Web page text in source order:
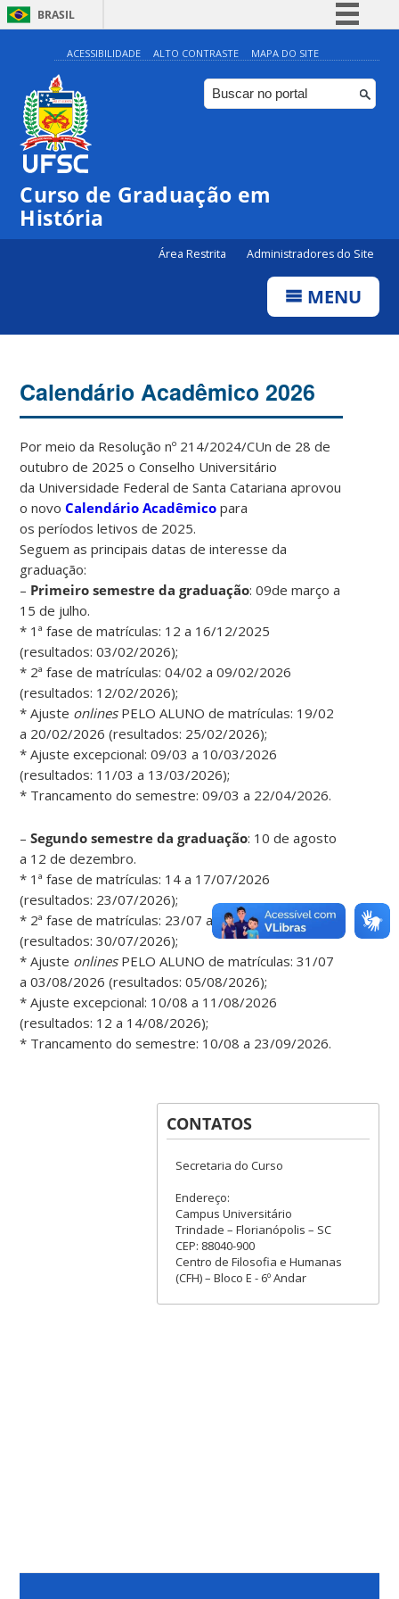
BRASIL
Simplifique!
Comunica BR
Participe
Canais
ACESSIBILIDADE ALTO CONTRASTE MAPA DO SITE
Curso de Graduação em
História
Área Restrita Administradores do Site
MENU
Calendário Acadêmico 2026
Por meio da Resolução nº 214/2024/CUn de 28 de
outubro de 2025 o Conselho Universitário
da Universidade Federal de Santa Catariana aprovou
o novoCalendário Acadêmico para
os períodos letivos de 2025.
Seguem as principais datas de interesse da
graduação:
– Primeiro semestre da graduação: 09de março a
15 de julho.
* 1ª fase de matrículas: 12 a 16/12/2025
(resultados: 03/02/2026);
* 2ª fase de matrículas: 04/02 a 09/02/2026
(resultados: 12/02/2026);
* Ajuste onlinesPELO ALUNO de matrículas: 19/02
a 20/02/2026 (resultados: 25/02/2026);
* Ajuste excepcional: 09/03 a 10/03/2026
(resultados: 11/03 a 13/03/2026);
* Trancamento do semestre: 09/03 a 22/04/2026.
–Segundo semestre da graduação: 10 de agosto
a 12 de dezembro.
* 1ª fase de matrículas: 14 a 17/07/2026
(resultados: 23/07/2026);
* 2ª fase de matrículas: 23/07 a 27/07/2026
(resultados: 30/07/2026);
* Ajuste onlinesPELO ALUNO de matrículas: 31/07
a 03/08/2026 (resultados: 05/08/2026);
* Ajuste excepcional: 10/08 a 11/08/2026
(resultados: 12 a 14/08/2026);
* Trancamento do semestre: 10/08 a 23/09/2026.
CONTATOS
Secretaria do Curso
Endereço:
Campus Universitário
Trindade – Florianópolis – SC
CEP: 88040-900
Centro de Filosofia e Humanas
(CFH) – Bloco E - 6º Andar